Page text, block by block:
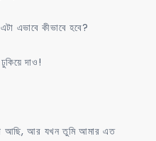
এভাবে কীভাবে হবে?
দাও!
আছি, আর যখন তুমি আমার এত